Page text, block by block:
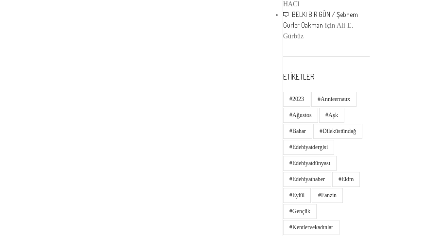
HACI
BELKİ BİR GÜN / Şebnem
Gürler Oakman içinAli E.
Gürbüz
ETİKETLER
#2023 #annieernaux
#ağustos #aşk
#bahar #dileküstündağ
#edebiyatdergisi
#edebiyatdünyası
#edebiyathaber #ekim
#eylül #fanzin
#gençlik
#kentlervekadınlar